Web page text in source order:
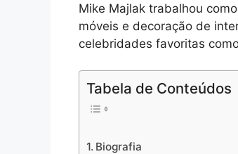
Mike Majlak trabalhou
móveis e decoração de
celebridades favoritas
Tabela de Conteúdos
Biografia